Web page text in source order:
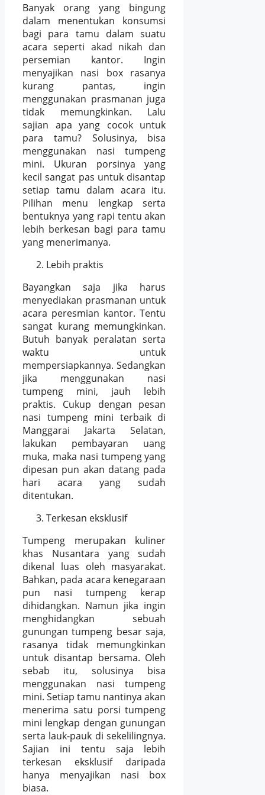
Banyak orang yang bingung
dalam menentukan konsumsi
bagi para tamu dalam suatu
acara seperti akad nikah dan
persemian kantor. Ingin
menyajikan nasi box rasanya
kurang pantas, ingin
menggunakan prasmanan juga
tidak memungkinkan. Lalu
sajian apa yang cocok untuk
para tamu? Solusinya, bisa
menggunakan nasi tumpeng
mini. Ukuran porsinya yang
kecil sangat pas untuk disantap
setiap tamu dalam acara itu.
Pilihan menu lengkap serta
bentuknya yang rapi tentu akan
lebih berkesan bagi para tamu
yang menerimanya.
Lebih praktis
Bayangkan saja jika harus
menyediakan prasmanan untuk
acara peresmian kantor. Tentu
sangat kurang memungkinkan.
Butuh banyak peralatan serta
waktu untuk
mempersiapkannya. Sedangkan
jika menggunakan nasi
tumpeng mini, jauh lebih
praktis. Cukup dengan pesan
nasi tumpeng mini terbaik di
Manggarai Jakarta Selatan,
lakukan pembayaran uang
muka, maka nasi tumpeng yang
dipesan pun akan datang pada
hari acara yang sudah
ditentukan.
Terkesan eksklusif
Tumpeng merupakan kuliner
khas Nusantara yang sudah
dikenal luas oleh masyarakat.
Bahkan, pada acara kenegaraan
pun nasi tumpeng kerap
dihidangkan. Namun jika ingin
menghidangkan sebuah
gunungan tumpeng besar saja,
rasanya tidak memungkinkan
untuk disantap bersama. Oleh
sebab itu, solusinya bisa
menggunakan nasi tumpeng
mini. Setiap tamu nantinya akan
menerima satu porsi tumpeng
mini lengkap dengan gunungan
serta lauk-pauk di sekelilingnya.
Sajian ini tentu saja lebih
terkesan eksklusif daripada
hanya menyajikan nasi box
biasa.